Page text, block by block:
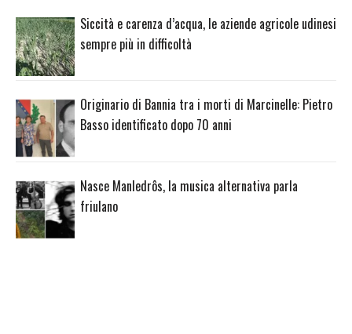
Siccità e carenza d’acqua, le aziende agricole udinesi
sempre più in difficoltà
Originario di Bannia tra i morti di Marcinelle: Pietro
Basso identificato dopo 70 anni
Nasce Manledrôs, la musica alternativa parla
friulano